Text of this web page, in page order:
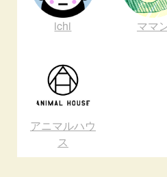
ichi ママ
アニマルハウ
ス